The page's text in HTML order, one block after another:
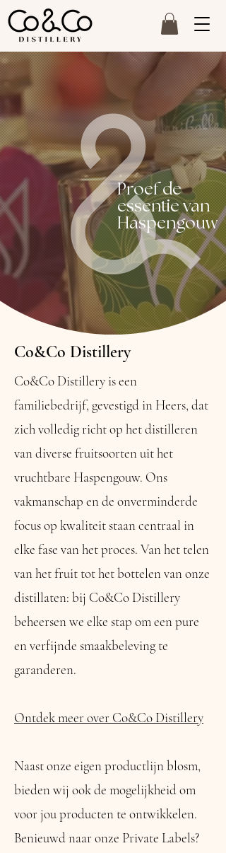
Proef de
essentie van
Haspengouw
Co&Co Distillery
Co&Co Distillery is een
familiebedrijf, gevestigd in Heers, dat
zich volledig richt op het distilleren
van diverse fruitsoorten uit het
vruchtbare Haspengouw. Ons
vakmanschap en de onverminderde
focus op kwaliteit staan centraal in
elke fase van het proces. Van het telen
van het fruit tot het bottelen van onze
distillaten: bij Co&Co Distillery
beheersen we elke stap om een pure
en verfijnde smaakbeleving te
garanderen.
Ontdek meer over Co&Co Distillery
Naast onze eigen productlijn blosm,
bieden wij ook de mogelijkheid om
voor jou producten te ontwikkelen.
Benieuwd naar onze Private Labels?